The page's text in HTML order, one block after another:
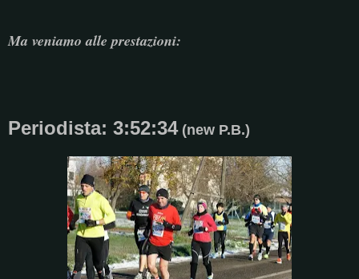
Ma veniamo alle prestazioni:
Periodista: 3:52:34(new P.B.)